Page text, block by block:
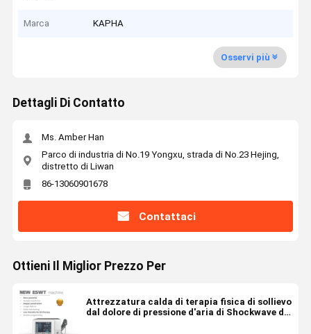
Marca KAPHA
Osservi più
Dettagli Di Contatto
Ms. Amber Han
Parco di industria di No.19 Yongxu, strada di No.23 Hejing,
distretto di Liwan
86-13060901678
Contattaci
Ottieni Il Miglior Prezzo Per
Attrezzatura calda di terapia fisica di sollievo
dal dolore di pressione d'aria di Shockwave di